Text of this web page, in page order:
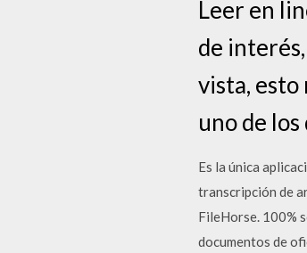
Leer en
de
vista, esto
uno de los
Es la única
transcripción de
FileHorse. 100%
documentos de